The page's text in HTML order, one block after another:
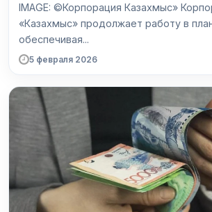
IMAGE: ©Корпорация Казахмыс» Корпорация
«Казахмыс» продолжает работу в
обеспечивая...
5 февраля 2026